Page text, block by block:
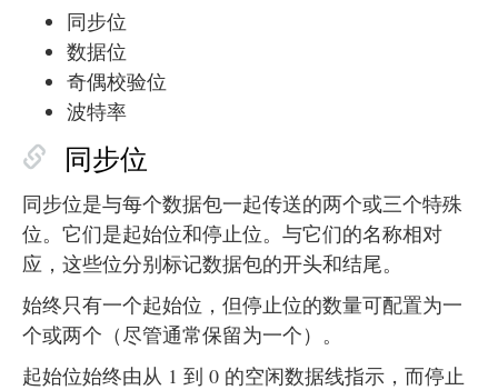
同步位
数据位
奇偶校验位
波特率
同步位
同步位是与每个数据包一起传送的两个或三个特殊
位。它们是起始位和停止位。与它们的名称相对
应，这些位分别标记数​据包的开头和结尾。
始终只有一个起始位，但停止位的数量可配置为一
个或两个（尽管通常保留为一个）。
起始位始终由从 1 到 0 的空闲数据线指示，而停止